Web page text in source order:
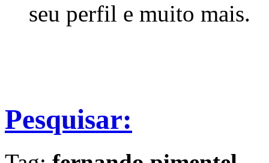
seu perfil e muito mais.
Pesquisar: